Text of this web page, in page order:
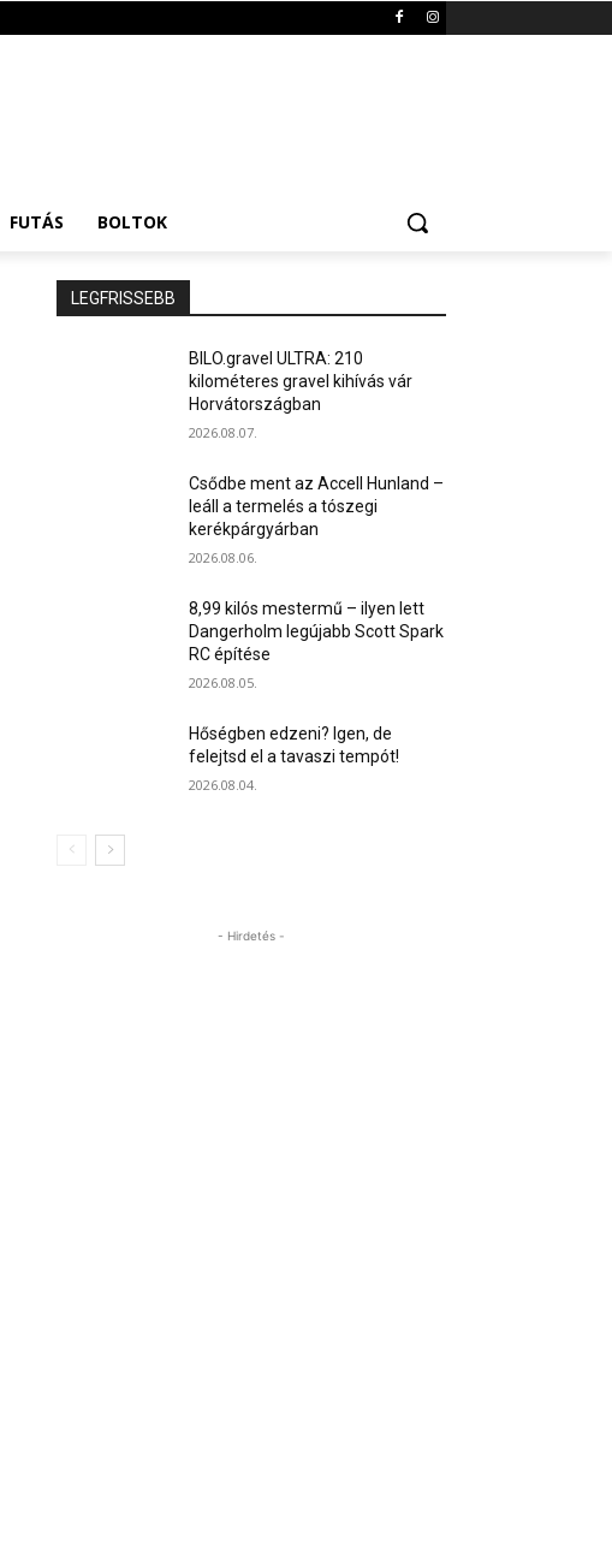
FUTÁS BOLTOK
LEGFRISSEBB
BILO.gravel ULTRA: 210
kilométeres gravel kihívás vár
Horvátországban
2026.08.07.
Csődbe ment az Accell Hunland –
leáll a termelés a tószegi
kerékpárgyárban
2026.08.06.
8,99 kilós mestermű – ilyen lett
Dangerholm legújabb Scott Spark
RC építése
2026.08.05.
Hőségben edzeni? Igen, de
felejtsd el a tavaszi tempót!
2026.08.04.
- Hirdetés -